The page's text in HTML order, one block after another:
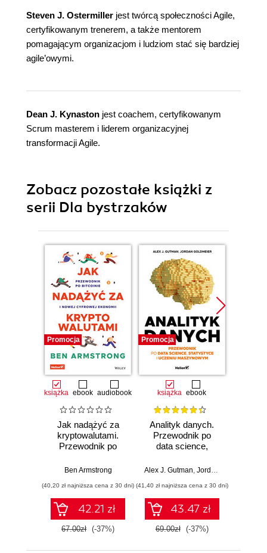
Steven J. Ostermiller jest twórcą społeczności Agile,
certyfikowanym trenerem, a także mentorem
pomagającym organizacjom i ludziom stać się bardziej
agile’owymi.
Dean J. Kynaston jest coachem, certyfikowanym
Scrum masterem i liderem organizacyjnej
transformacji Agile.
Zobacz pozostałe książki z
serii Dla bystrzaków
Promocja
książka ebook audiobook
Jak nadążyć za
kryptowalutami.
Przewodnik po
cyfrowej ekonomii
Ben Armstrong
(40,20 zł najniższa cena z 30 dni)
42.21 zł
67.00zł (-37%)
Promocja
książka ebook
Analityk danych.
Przewodnik po
data science,
uczeniu
Alex J. Gutman Jordan Goldmeier
(41,40 zł najniższa cena z 30 dni)
43.47 zł
69.00zł (-37%)